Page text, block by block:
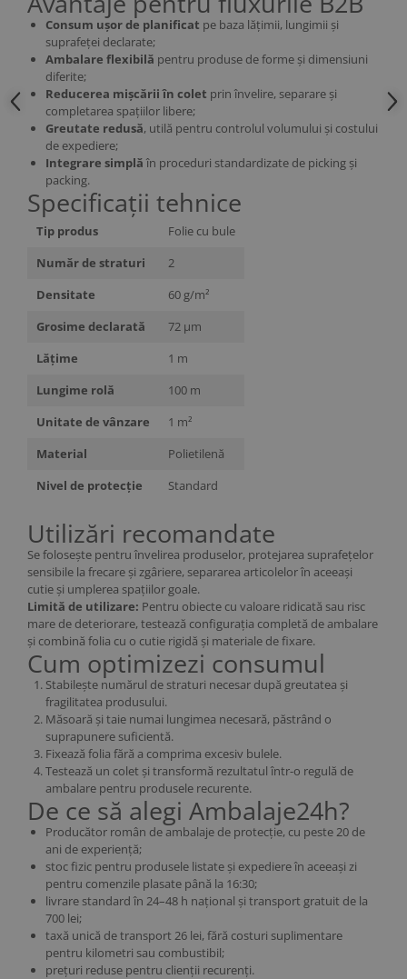
Consum ușor de planificat pe baza lățimii, lungimii și
suprafeței declarate;
Ambalare flexibilă pentru produse de forme și dimensiuni
diferite;
Reducerea mișcării în colet prin învelire, separare și
completarea spațiilor libere;
Greutate redusă, utilă pentru controlul volumului și costului
de expediere;
Integrare simplă în proceduri standardizate de picking și
packing.
Specificații tehnice
Tip produs
Folie cu bule
Număr de straturi
2
Densitate
60 g/m²
Grosime declarată
72 µm
Lățime
1 m
Lungime rolă
100 m
Unitate de vânzare
1 m²
Material
Polietilenă
Nivel de protecție
Standard
Utilizări recomandate
Se folosește pentru învelirea produselor, protejarea suprafețelor
sensibile la frecare și zgâriere, separarea articolelor în aceeași
cutie și umplerea spațiilor goale.
Limită de utilizare: Pentru obiecte cu valoare ridicată sau risc
mare de deteriorare, testează configurația completă de ambalare
și combină folia cu o cutie rigidă și materiale de fixare.
Cum optimizezi consumul
Stabilește numărul de straturi necesar după greutatea și
fragilitatea produsului.
Măsoară și taie numai lungimea necesară, păstrând o
suprapunere suficientă.
Fixează folia fără a comprima excesiv bulele.
Testează un colet și transformă rezultatul într-o regulă de
ambalare pentru produsele recurente.
De ce să alegi Ambalaje24h?
Producător român de ambalaje de protecție, cu peste 20 de
ani de experiență;
stoc fizic pentru produsele listate și expediere în aceeași zi
pentru comenzile plasate până la 16:30;
livrare standard în 24–48 h național și transport gratuit de la
700 lei;
taxă unică de transport 26 lei, fără costuri suplimentare
pentru kilometri sau combustibil;
prețuri reduse pentru clienții recurenți.